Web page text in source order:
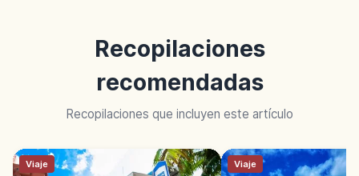
Recopilaciones
recomendadas
Recopilaciones que incluyen este artículo
Viaje Viaje